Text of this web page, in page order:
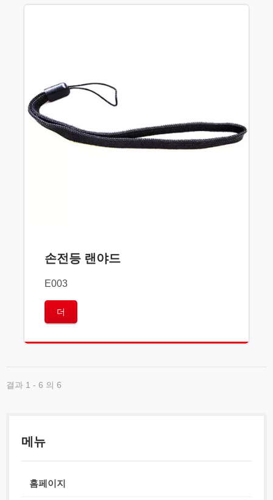
손전등 랜야드
E003
더
결과 1 - 6 의 6
메뉴
홈페이지